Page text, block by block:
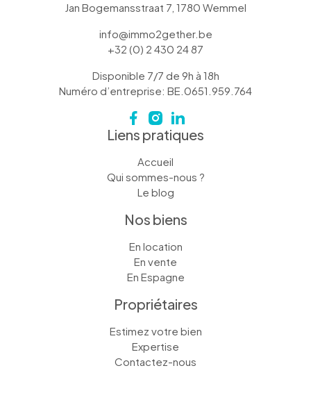
Jan Bogemansstraat 7, 1780 Wemmel
info@immo2gether.be
+32 (0) 2 430 24 87
Disponible 7/7 de 9h à 18h
Numéro d’entreprise: BE.0651.959.764
Liens pratiques
Accueil
Qui sommes-nous ?
Le blog
Nos biens
En location
En vente
En Espagne
Propriétaires
Estimez votre bien
Expertise
Contactez-nous